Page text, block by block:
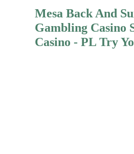
Mesa Back And
Gambling Casino
Casino - PL Try